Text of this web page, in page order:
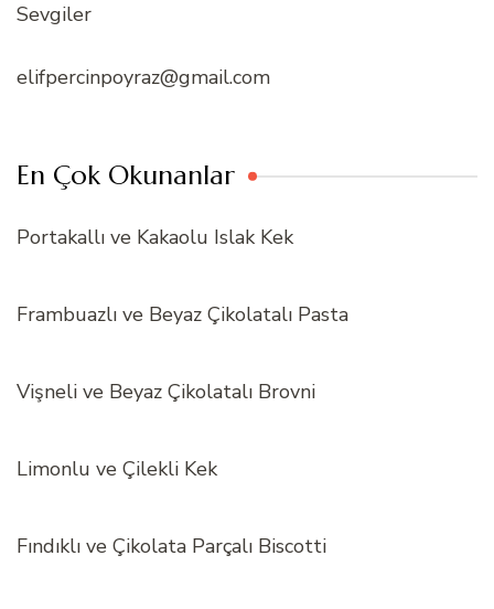
Sevgiler
elifpercinpoyraz@gmail.com
En Çok Okunanlar
Portakallı ve Kakaolu Islak Kek
Frambuazlı ve Beyaz Çikolatalı Pasta
Vişneli ve Beyaz Çikolatalı Brovni
Limonlu ve Çilekli Kek
Fındıklı ve Çikolata Parçalı Biscotti